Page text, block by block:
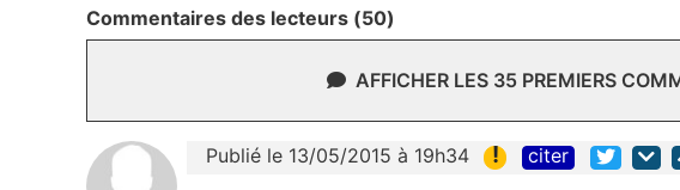
Commentaires des lecteurs (50)
AFFICHER LES 35 PREMIERS
Publié le 13/05/2015 à 19h34 ! citer